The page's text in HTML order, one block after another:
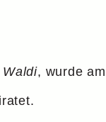
Waldi, wurde